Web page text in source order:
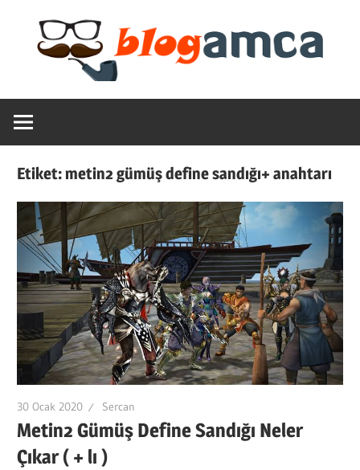
content
Blogamca
2025
Haber,
Blogların
Amcası
Etiket:metin2 gümüş define sandığı+ anahtarı
30 Ocak 2020 Sercan
Metin2 Gümüş Define Sandığı Neler
Çıkar ( + lı )